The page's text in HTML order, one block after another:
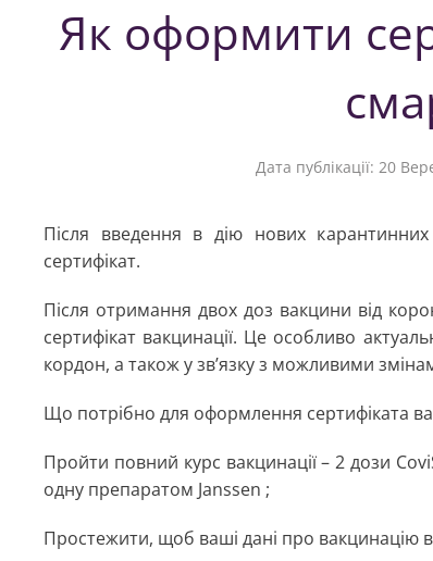
Як оформити
Дата публікації: 20
Після введення в дію нових
сертифікат.
Після отримання двох доз вакцини від
сертифікат вакцинації. Це особливо
кордон, а також у зв’язку з можливими
Що потрібно для оформлення сертифіката
Пройти повний курс вакцинації – 2 дози
одну препаратом Janssen ;
Простежити, щоб ваші дані про вакцинацію